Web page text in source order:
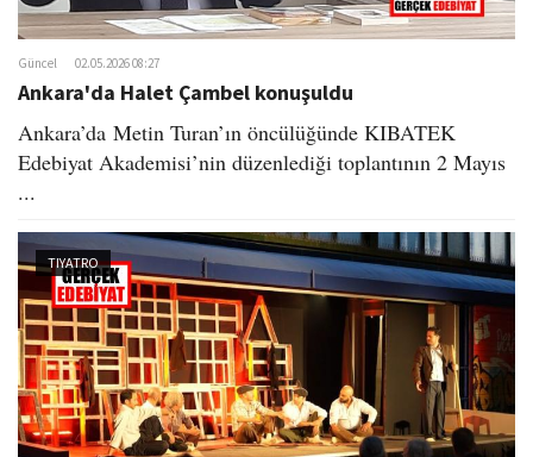
Güncel 02.05.2026 08:27
Ankara'da Halet Çambel konuşuldu
Ankara’da Metin Turan’ın öncülüğünde KIBATEK
Edebiyat Akademisi’nin düzenlediği toplantının 2 Mayıs
...
TIYATRO